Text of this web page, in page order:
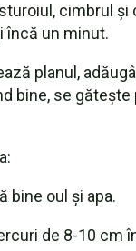
cimbrul și
încă un minut.
planul,
bine, se gătește
bine oul și apa.
de 8-10 cm